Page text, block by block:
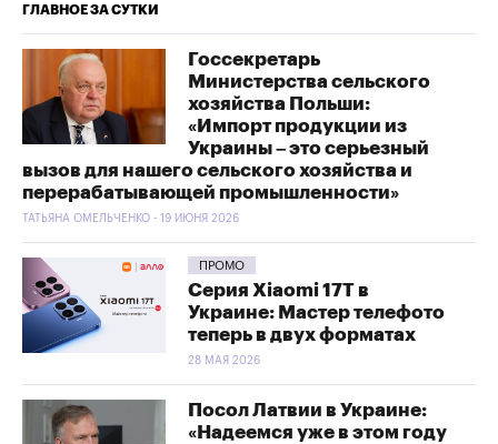
ГЛАВНОЕ ЗА СУТКИ
Госсекретарь
Министерства сельского
хозяйства Польши:
«Импорт продукции из
Украины – это серьезный
вызов для нашего сельского хозяйства и
перерабатывающей промышленности»
ТАТЬЯНА ОМЕЛЬЧЕНКО - 19 ИЮНЯ 2026
ПРОМО
Серия Xiaomi 17T в
Украине: Мастер телефото
теперь в двух форматах
28 МАЯ 2026
Посол Латвии в Украине:
«Надеемся уже в этом году